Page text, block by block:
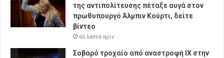
της αντιπολίτευσης πέταξε αυγά στον
πρωθυπουργό Άλμπιν Κούρτι, δείτε
βίντεο
60 λεπτά πρίν
Σοβαρό τροχαίο από αναστροφή ΙΧ στην